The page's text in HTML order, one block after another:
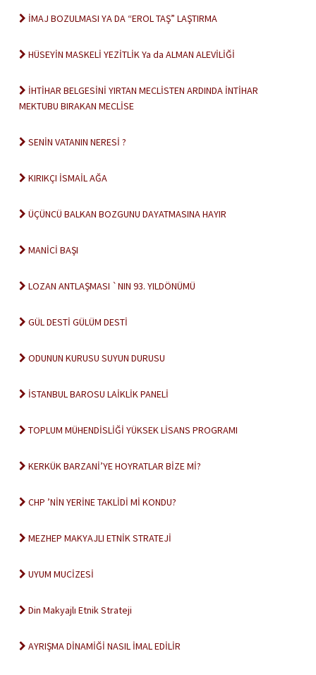
İMAJ BOZULMASI YA DA “EROL TAŞ” LAŞTIRMA
HÜSEYİN MASKELİ YEZİTLİK Ya da ALMAN ALEVİLİĞİ
İHTİHAR BELGESİNİ YIRTAN MECLİSTEN ARDINDA İNTİHAR
MEKTUBU BIRAKAN MECLİSE
SENİN VATANIN NERESİ ?
KIRIKÇI İSMAİL AĞA
ÜÇÜNCÜ BALKAN BOZGUNU DAYATMASINA HAYIR
MANİCİ BAŞI
LOZAN ANTLAŞMASI `NIN 93. YILDÖNÜMÜ
GÜL DESTİ GÜLÜM DESTİ
ODUNUN KURUSU SUYUN DURUSU
İSTANBUL BAROSU LAİKLİK PANELİ
TOPLUM MÜHENDİSLİĞİ YÜKSEK LİSANS PROGRAMI
KERKÜK BARZANİ’YE HOYRATLAR BİZE Mİ?
CHP ’NİN YERİNE TAKLİDİ Mİ KONDU?
MEZHEP MAKYAJLI ETNİK STRATEJİ
UYUM MUCİZESİ
Din Makyajlı Etnik Strateji
AYRIŞMA DİNAMİĞİ NASIL İMAL EDİLİR